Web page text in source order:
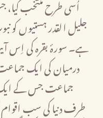
اُسی طرح منتخب
جلیل القدر ہستیوں
ہے۔ سورۂ بقرہ کی اِس
درمیان کی ایک
جماعت جس کے
طرف دنیا کی سب